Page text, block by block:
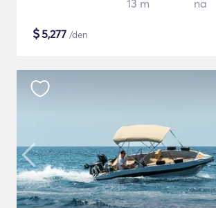
13 m
na
$5,277 /den